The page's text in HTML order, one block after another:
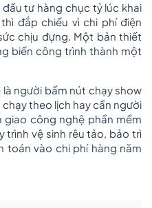
tư hàng chục tỷ lúc khai
đắp chiếu vì chi phí điện
chịu đựng. Một bản thiết
biến công trình thành một
người bấm nút chạy show
theo lịch hay cần người
công nghệ phần mềm
trình vệ sinh rêu tảo, bảo trì
toán vào chi phí hàng năm